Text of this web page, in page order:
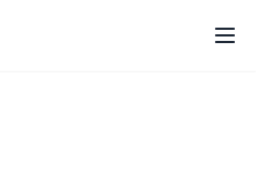
打